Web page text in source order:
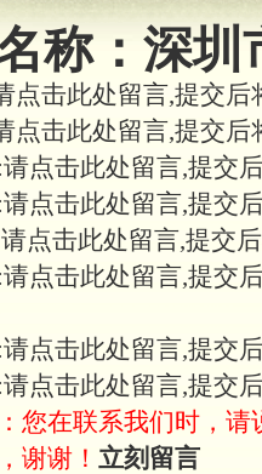
营；建立区
验及宣传彩
大知名网站
。
际情况提供
称： 深圳
点击此处留言,提交
点击此处留言,提交
请点击此处留言,提交
请点击此处留言,提交
请点击此处留言,提交
请点击此处留言,提交
请点击此处留言,提交
请点击此处留言,提交
您在联系我们时，请
谢谢！ 立刻留言